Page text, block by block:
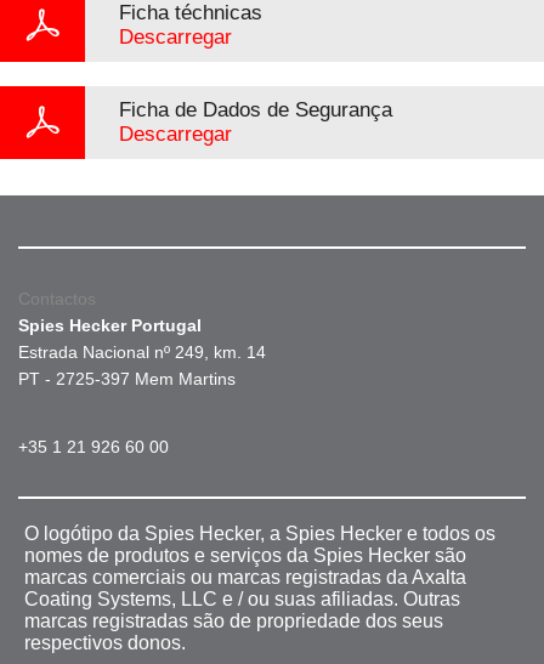
Ficha téchnicas
Descarregar
Ficha de Dados de Segurança
Descarregar
Contactos
Spies Hecker Portugal
Estrada Nacional nº 249, km. 14
PT - 2725-397 Mem Martins
+35 1 21 926 60 00
O logótipo da Spies Hecker, a Spies Hecker e todos os
nomes de produtos e serviços da Spies Hecker são
marcas comerciais ou marcas registradas da Axalta
Coating Systems, LLC e / ou suas afiliadas. Outras
marcas registradas são de propriedade dos seus
respectivos donos.